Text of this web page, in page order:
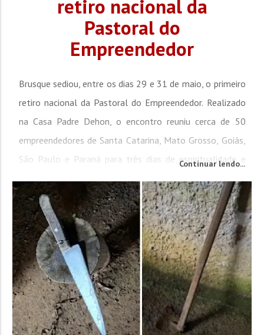
retiro nacional da
Pastoral do
Empreendedor
Brusque sediou, entre os dias 29 e 31 de maio, o primeiro
retiro nacional da Pastoral do Empreendedor. Realizado
na Casa Padre Dehon, o encontro reuniu cerca de 50
empreendedores de Santa Catarina, Mato Grosso, Goiás,
São Paulo e Paraná para três dias de espiritualidade e
mundo dos negócios”. A programação iniciou ainda na
sexta-feira pela manhã, com uma visita à...
Continuar lendo...